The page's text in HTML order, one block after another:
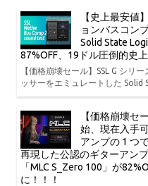
【史上最安値
ョンバスコン
Solid State
87%OFF、19ドル圧倒的史
【価格崩壊セール】SSL G シリ
ッサーをエミュレートした Solid
【価格崩壊セ
始、現在入手
アンプの 1 つ
再現した公認のギターアン
「MLC S_Zero 100」が
に！！！